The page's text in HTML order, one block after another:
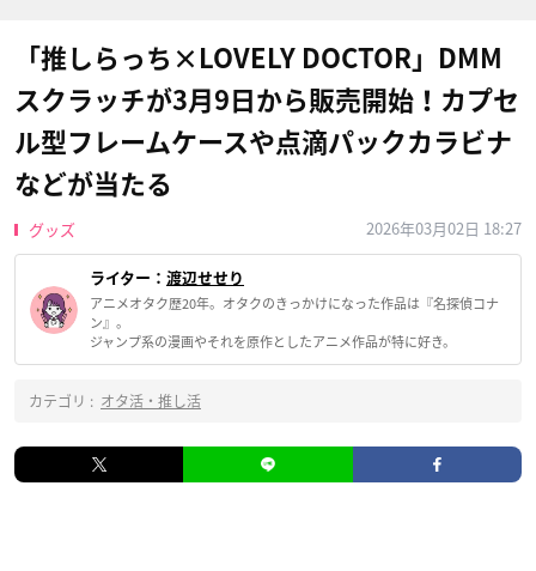
「推しらっち×LOVELY DOCTOR」DMM
スクラッチが3月9日から販売開始！カプセ
ル型フレームケースや点滴パックカラビナ
などが当たる
グッズ 2026年03月02日 18:27
ライター： 渡辺せせり
アニメオタク歴20年。オタクのきっかけになった作品は『名探偵コナ
ン』。
ジャンプ系の漫画やそれを原作としたアニメ作品が特に好き。
カテゴリ : オタ活・推し活